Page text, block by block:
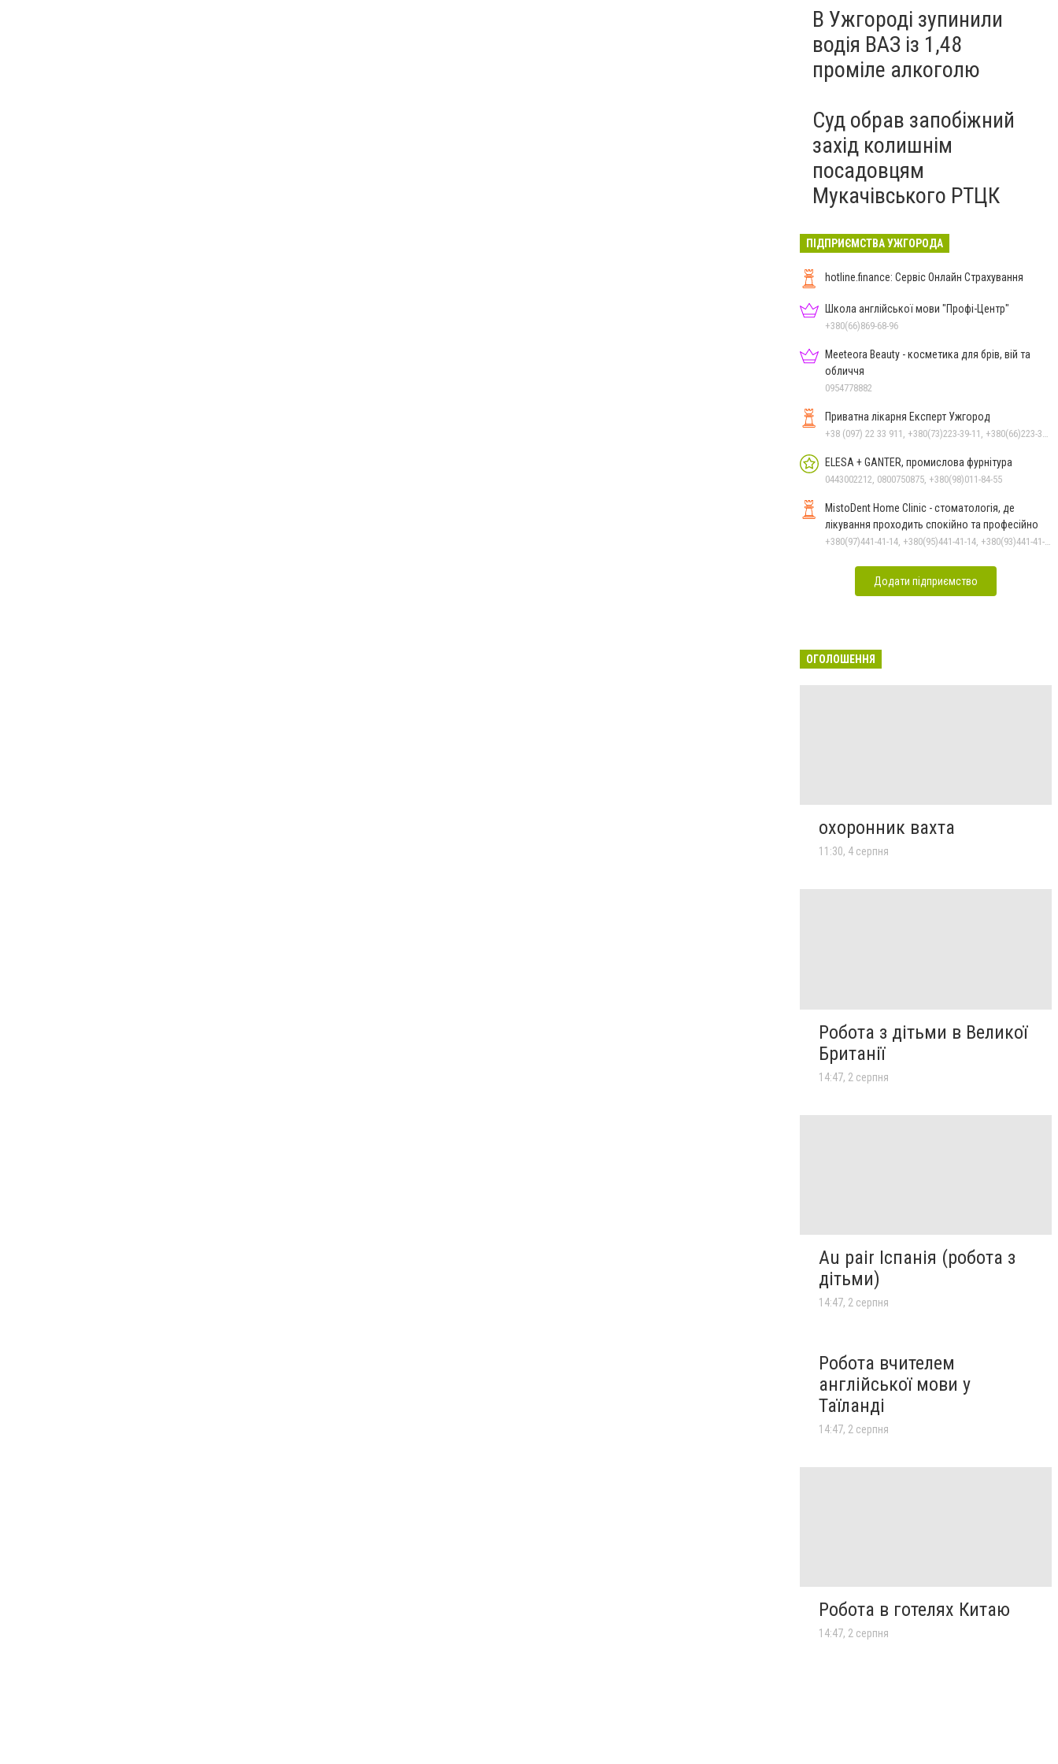
В Ужгороді зупинили
водія ВАЗ із 1,48
проміле алкоголю
Суд обрав запобіжний
захід колишнім
посадовцям
Мукачівського РТЦК
ПІДПРИЄМСТВА УЖГОРОДА
hotline.finance: Сервіс Онлайн Страхування
Школа англійської мови "Профі-Центр"
+380(66)869-68-96
Meeteora Beauty - косметика для брів, вій та
обличчя
0954778882
Приватна лікарня Експерт Ужгород
+38 (097) 22 33 911, +380(73)223-39-11, +380(66)223-39-11
ELESA + GANTER, промислова фурнітура
0443002212, 0800750875, +380(98)011-84-55
MistoDent Home Clinic - стоматологія, де
лікування проходить спокійно та професійно
+380(97)441-41-14, +380(95)441-41-14, +380(93)441-41-14
Додати підприємство
ОГОЛОШЕННЯ
охоронник вахта
11:30, 4 серпня
Робота з дітьми в Великої
Британії
14:47, 2 серпня
Au pair Іспанія (робота з
дітьми)
14:47, 2 серпня
Робота вчителем
англійської мови у
Таїланді
14:47, 2 серпня
Робота в готелях Китаю
14:47, 2 серпня